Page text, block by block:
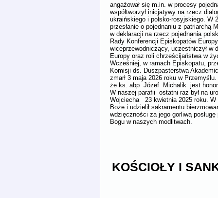
angażował się m.in. w procesy
współtworzył inicjatywy na rzecz
ukraińskiego i polsko-rosyjskiego. W
przesłanie o pojednaniu z patriarchą
w deklaracji na rzecz pojednania
Rady Konferencji Episkopatów
wiceprzewodniczący, uczestniczył
Europy oraz roli chrześcijaństwa w
Wcześniej, w ramach Episkopatu,
Komisji ds. Duszpasterstwa
zmarł 3 maja 2026 roku w
że ks. abp Józef Michalik jest
W naszej parafii ostatni raz był na
Wojciecha 23 kwietnia 2025 roku. W
Boże i udzielił sakramentu
wdzięczności za jego gorliwą
Bogu w naszych modlitwach.
KOŚCIOŁY I